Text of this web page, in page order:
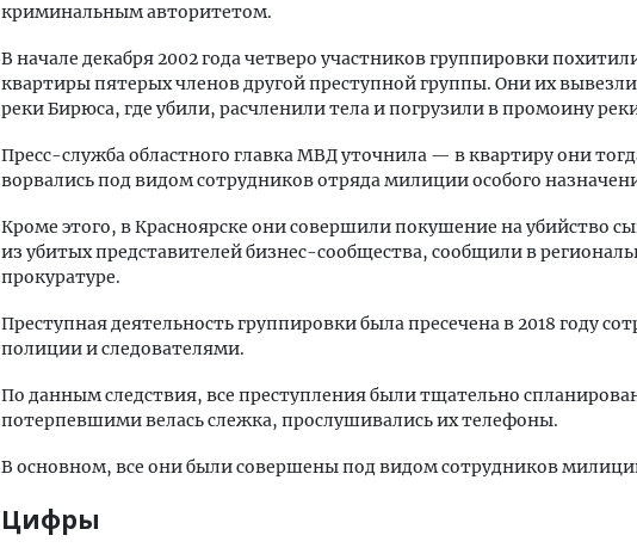
криминальным авторитетом.
В начале декабря 2002 года четверо участников группировки
квартиры пятерых членов другой преступной группы. Они их вывезли
реки Бирюса, где убили, расчленили тела и погрузили в промоину
Пресс-служба областного главка МВД уточнила — в квартиру они
ворвались под видом сотрудников отряда милиции особого
Кроме этого, в Красноярске они совершили покушение на убийство
из убитых представителей бизнес-сообщества, сообщили в
прокуратуре.
Преступная деятельность группировки была пресечена в 2018 году
полиции и следователями.
По данным следствия, все преступления были тщательно
потерпевшими велась слежка, прослушивались их телефоны.
В основном, все они были совершены под видом сотрудников
Цифры